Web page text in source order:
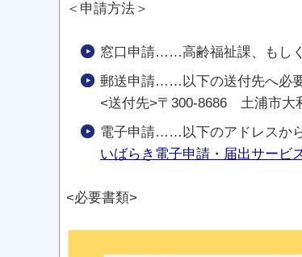
＜申請方法＞
窓口申請……高齢福祉課、もし
郵送申請……以下の送付先へ必
<送付先>〒300-8686 土浦市
電子申請……以下のアドレスか
いばらき電子申請・届出サービ
<必要書類>